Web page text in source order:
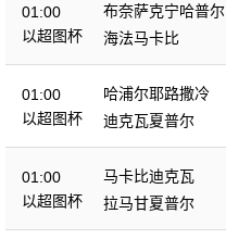
01:00
以超图杯
布奈萨克宁哈普尔
海法马卡比
01:00
以超图杯
哈浦尔耶路撒冷
迪克瓦夏普尔
01:00
以超图杯
马卡比迪克瓦
拉马甘夏普尔